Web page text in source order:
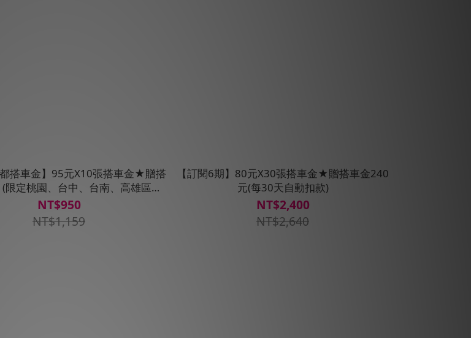
搭車金】95元X10張搭車金★贈搭
限定桃園、台中、台南、高雄區域
使用)
NT$950
NT$1,159
【訂閱6期】80元X30張搭車金★贈搭車金240
元(每30天自動扣款)
NT$2,400
NT$2,640